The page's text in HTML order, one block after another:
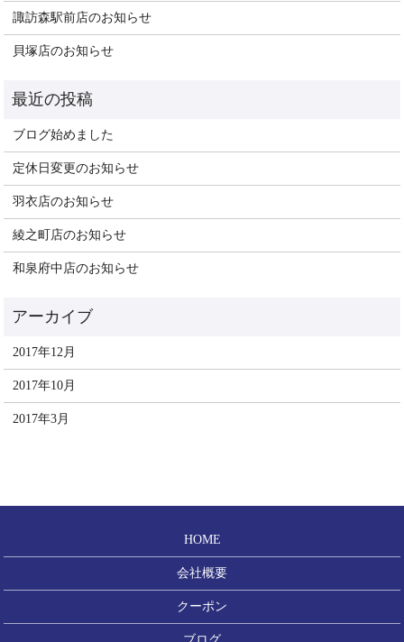
諏訪森駅前店のお知らせ
貝塚店のお知らせ
ブログ始めました
定休日変更のお知らせ
羽衣店のお知らせ
綾之町店のお知らせ
和泉府中店のお知らせ
2017年12月
2017年10月
2017年3月
HOME
会社概要
クーポン